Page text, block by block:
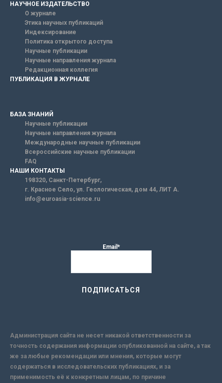
НАУЧНОЕ ИЗДАТЕЛЬСТВО
О журнале
Этика научных публикаций
Индексирование
Политика открытого доступа
Научные публикации
Научные направления журнала
Редакционная коллегия
ПУБЛИКАЦИЯ В ЖУРНАЛЕ
БАЗА ЗНАНИЙ
Научные публикации
Научные направления журнала
Международные научные публикации
Всероссийские научные публикации
FAQ
НАШИ КОНТАКТЫ
198320, Санкт-Петербург,
г. Красное Село, ул. Геологическая, дом 44, ЛИТ А.
info@euroasia-science.ru
Email*
Администрация сайта не несет никакой ответственности за
точность содержания информации опубликованной на сайте, а так
же за любые рекомендации или мнения, которые могут
содержаться в исследовательских публикациях, и за
применимость её к конкретным лицам, по причине